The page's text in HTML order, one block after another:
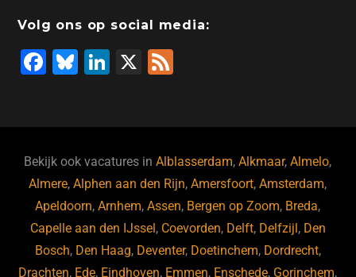
o
o
k
n
o s
p
Volg ons op social media:
F
b
o
o
k
Bl
ky
Li
dI
n
X
Bekijk ook vacatures inAlblasserdam,Alkmaar,Almelo,
Almere,Alphen aan den Rijn,Amersfoort,Amsterdam,
Apeldoorn,Arnhem,Assen, Bergen op Zoom, Breda,
Capelle aan den IJssel, Coevorden, Delft, Delfzijl, Den
Bosch, Den Haag, Deventer, Doetinchem, Dordrecht,
Drachten, Ede, Eindhoven, Emmen, Enschede, Gorinchem,